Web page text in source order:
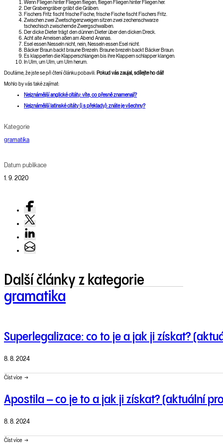
Wenn Fliegen hinter Fliegen fliegen, fliegen Fliegen hinter Fliegen her.
Der Grabengräber gräbt die Gräben.
Fischers Fritz fischt frische Fische, frische Fische fischt Fischers Fritz.
Zwischen zwei Zwetschgenzweigen sitzen zwei zechenschwarze
tschechisch zwischernde Zwergschwalben.
Der dicke Dieter trägt den dünnen Dieter über den dicken Dreck.
Acht alte Ameisen aßen am Abend Ananas.
Esel essen Nesseln nicht, nein, Nesseln essen Esel nicht.
Bäcker Braun backt braune Brezeln. Braune brezeln backt Bäcker Braun.
Es klapperten die Klapperschlangen bis ihre Klappern schlapper klangen.
In Ulm, um Ulm, um Ulm herum.
Doufáme, že jste se při čtení článku pobavili. Pokud vás zaujal, sdílejte ho dál!
Mohlo by vás také zajímat:
Nejznámější anglické citáty: víte, co přesně znamenají?
Nejznámější latinské citáty (i s překlady): znáte je všechny?
Kategorie
gramatika
Datum publikace
1. 9. 2020
Další články z kategorie
gramatika
Superlegalizace: co to je a jak ji získat?
8. 8. 2024
Číst více
Apostila – co je to a jak ji získat? (aktuální
8. 8. 2024
Číst více